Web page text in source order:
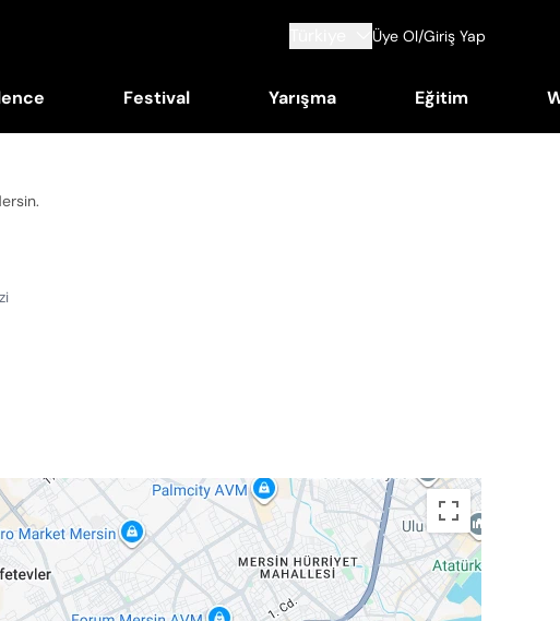
Üye Ol/Giriş Yap
Festival Yarışma Eğitim
.